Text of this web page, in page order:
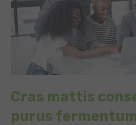
Cras mattis
purus